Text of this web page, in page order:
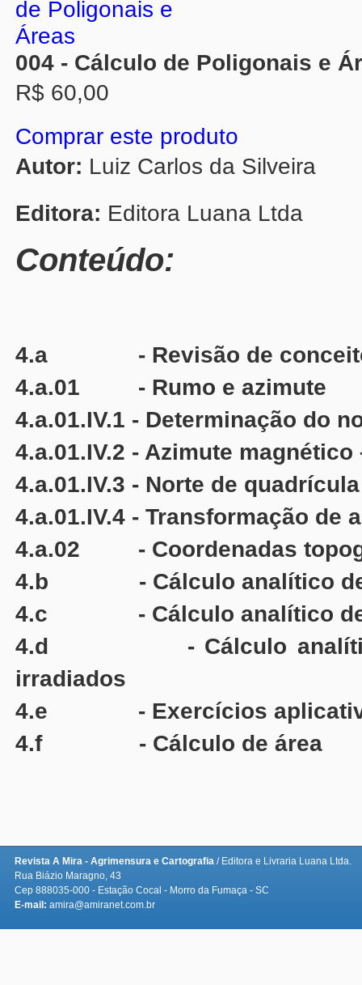
004 - Cálculo de Poligonais e
R$ 60,00
Comprar este produto
Autor: Luiz Carlos da Silveira
Editora: Editora Luana Ltda
Conteúdo:
4.a - Revisão de
4.a.01 - Rumo e azimute
4.a.01.IV.1 - Determinação do
4.a.01.IV.2 - Azimute
4.a.01.IV.3 - Norte de
4.a.01.IV.4 - Transformação de
4.a.02 - Coordenadas
4.b - Cálculo analítico de
4.c - Cálculo analítico de
irradiados
4.e - Exercícios
4.f - Cálculo de área
Revista A Mira - Agrimensura e Cartografia / Editora e Livraria Luana Ltda.
Rua Biázio Maragno, 43
Cep 888035-000 - Estação Cocal - Morro da Fumaça - SC
E-mail: amira@amiranet.com.br